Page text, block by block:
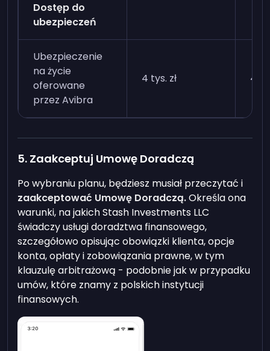
Dostęp do
ubezpieczeń
Ubezpieczenie
na życie
oferowane
przez Avibra
4 tys. zł 40
5. Zaakceptuj Umowę Doradczą
Po wybraniu planu, będziesz musiał przeczytać i
zaakceptować Umowę Doradczą.Określa ona
warunki, na jakich Stash Investments LLC
świadczy usługi doradztwa finansowego,
szczegółowo opisując obowiązki klienta, opcje
konta, opłaty i zobowiązania prawne, w tym
klauzulę arbitrażową - podobnie jak w przypadku
umów, które znamy z polskich instytucji
finansowych.